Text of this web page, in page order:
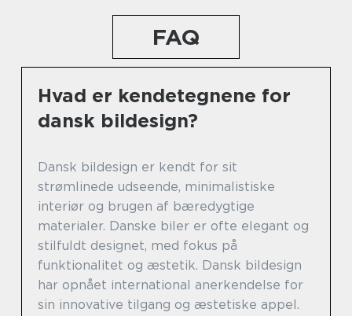
FAQ
Hvad er kendetegnene for
dansk bildesign?
Dansk bildesign er kendt for sit
strømlinede udseende, minimalistiske
interiør og brugen af bæredygtige
materialer. Danske biler er ofte elegant og
stilfuldt designet, med fokus på
funktionalitet og æstetik. Dansk bildesign
har opnået international anerkendelse for
sin innovative tilgang og æstetiske appel.